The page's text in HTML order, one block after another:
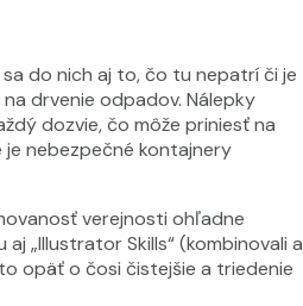
do nich aj to, čo tu nepatrí či je
drvenie odpadov. Nálepky
dozvie, čo môže priniesť na
nebezpečné kontajnery
verejnosti ohľadne
„Illustrator Skills“ (kombinovali a
opäť o čosi čistejšie a triedenie